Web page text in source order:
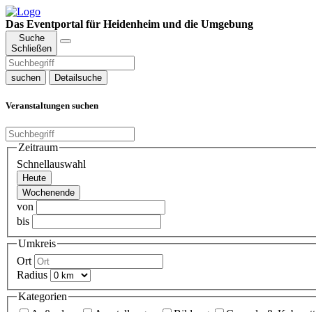
Das Eventportal für Heidenheim und die Umgebung
Suche
Schließen
suchen Detailsuche
Veranstaltungen suchen
Zeitraum
Schnellauswahl
Heute
Wochenende
von
bis
Umkreis
Ort
Radius
Kategorien